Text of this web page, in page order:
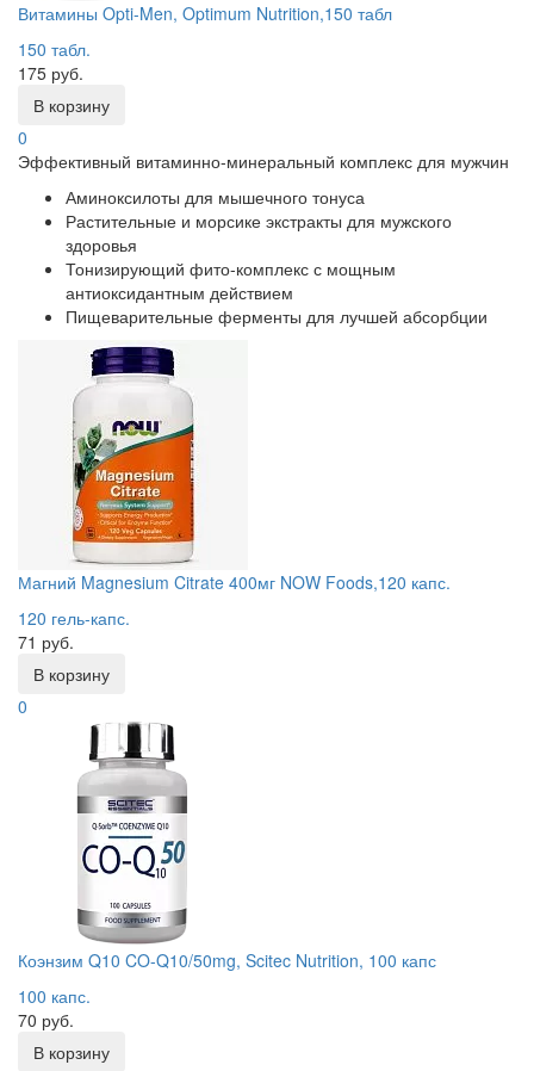
Витамины Opti-Men, Optimum Nutrition,150 табл
150 табл.
175 руб.
В корзину
0
Эффективный витаминно-минеральный комплекс для мужчин
Аминоксилоты для мышечного тонуса
Растительные и морсике экстракты для мужского
здоровья
Тонизирующий фито-комплекс с мощным
антиоксидантным действием
Пищеварительные ферменты для лучшей абсорбции
Магний Magnesium Citrate 400мг NOW Foods,120 капс.
120 гель-капс.
71 руб.
В корзину
0
Коэнзим Q10 CO-Q10/50mg, Scitec Nutrition, 100 капс
100 капс.
70 руб.
В корзину